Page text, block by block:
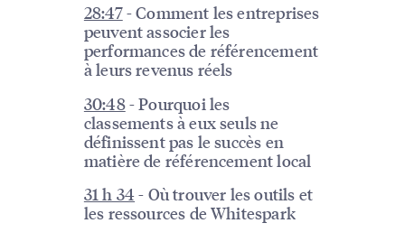
28:47- Comment les entreprises
peuvent associer les
performances de référencement
à leurs revenus réels
30:48- Pourquoi les
classements à eux seuls ne
définissent pas le succès en
matière de référencement local
31 h 34- Où trouver les outils et
les ressources de Whitespark